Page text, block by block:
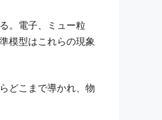
。電子、ミュー粒
模型はこれらの現象
どこまで導かれ、物